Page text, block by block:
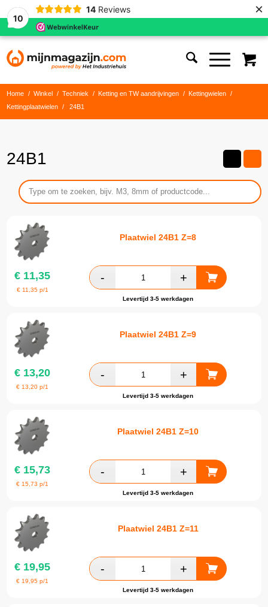
10
14 Reviews ×
Home / Winkel / Techniek / Ketting en TW aandrijvingen / Kettingwielen
/
Kettingplaatwielen
/ 24B1
24B1
Plaatwiel 24B1 Z=8
€ 11,35
€ 11,35p/1
Levertijd 3-5 werkdagen
Plaatwiel 24B1 Z=9
€ 13,20
€ 13,20 p/1
Levertijd 3-5 werkdagen
Plaatwiel 24B1 Z=10
€ 15,73
€ 15,73 p/1
Levertijd 3-5 werkdagen
Plaatwiel 24B1 Z=11
€ 19,95
€ 19,95 p/1
Levertijd 3-5 werkdagen